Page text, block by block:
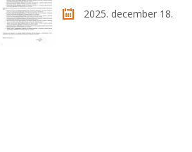
2025. december 18.